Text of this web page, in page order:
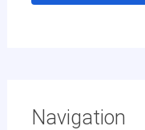
Navigation